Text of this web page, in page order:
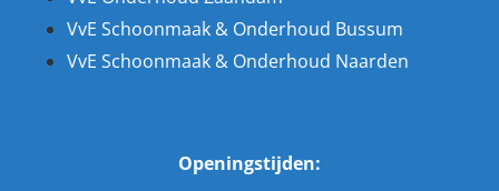
VvE Schoonmaak & Onderhoud Bussum
VvE Schoonmaak & Onderhoud Naarden
Openingstijden: